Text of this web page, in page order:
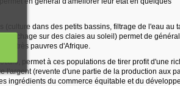
dans des petits bassins, filtrage de l'eau au
séchage sur des claies au soleil) permet de
très pauvres d'Afrique.
permet à ces populations de tirer profit d'une
l'argent (revente d'une partie de la production aux
ingrédients du commerce équitable et du